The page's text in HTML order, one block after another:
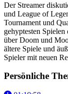
Der Streamer
und League of
Tournament und
gehyptesten
über Doom und
ältere Spiele und
Spieler mit neuen
Persönliche